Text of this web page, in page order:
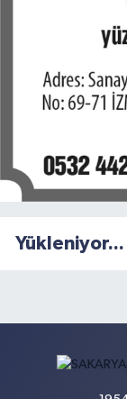
Yükleniyor...